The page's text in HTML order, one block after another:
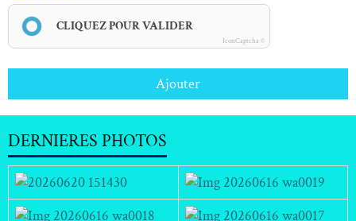
CLIQUEZ POUR VALIDER
IconCaptcha ©
Ajouter
DERNIERES PHOTOS